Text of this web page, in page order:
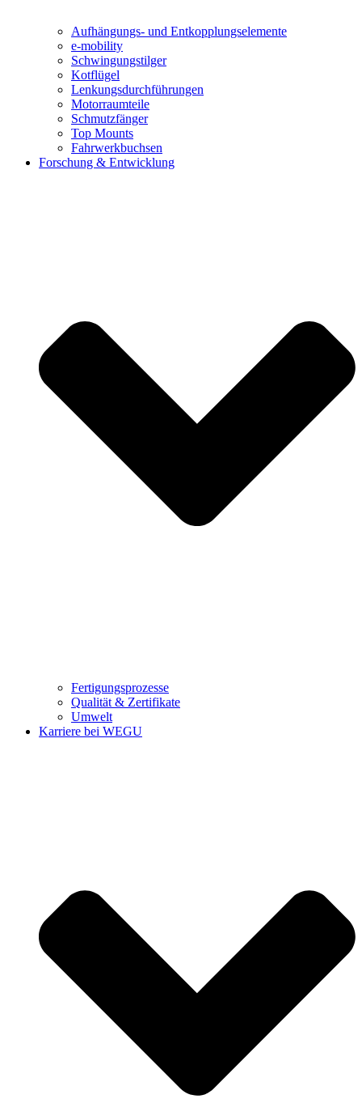
Aufhängungs- und Entkopplungselemente
e-mobility
Schwingungstilger
Kotflügel
Lenkungsdurchführungen
Motorraumteile
Schmutzfänger
Top Mounts
Fahrwerkbuchsen
Forschung & Entwicklung
Fertigungsprozesse
Qualität & Zertifikate
Umwelt
Karriere bei WEGU